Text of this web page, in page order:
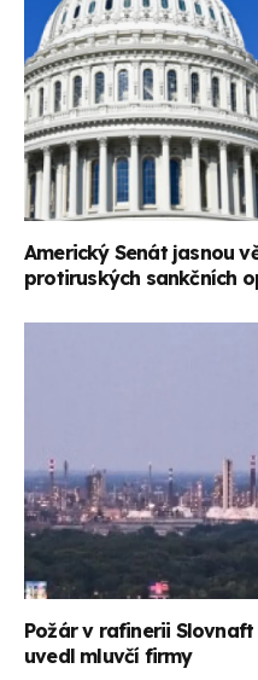
Americký Senát jasnou
protiruských sankčních
Požár v rafinerii
uvedl mluvčí firmy